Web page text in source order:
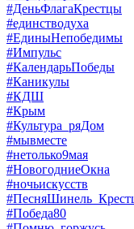
#ДеньФлагаКрестцы
#единстводуха
#ЕдиныНепобедимы
#Импульс
#КалендарьПобеды
#Каникулы
#КДШ
#Крым
#Культура_ряДом
#мывместе
#нетолько9мая
#НовогодниеОкна
#ночьискусств
#Победа80